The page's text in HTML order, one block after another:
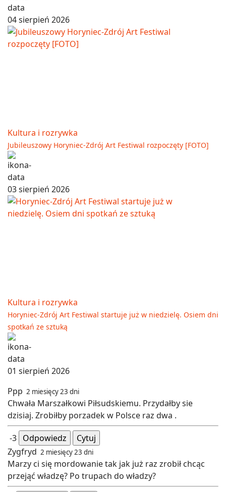
04 sierpień 2026
Kultura i rozrywka
Jubileuszowy Horyniec-Zdrój Art Festiwal rozpoczęty [FOTO]
03 sierpień 2026
Kultura i rozrywka
Horyniec-Zdrój Art Festiwal startuje już w niedzielę. Osiem dni
spotkań ze sztuką
01 sierpień 2026
Ppp 2 miesięcy 23 dni
Chwała Marszałkowi Piłsudskiemu. Przydałby sie
dzisiaj. Zrobiłby porzadek w Polsce raz dwa .
-3 Odpowiedz
Cytuj
Zygfryd 2 miesięcy 23 dni
Marzy ci się mordowanie tak jak już raz zrobił chcąc
przejąć władzę? Po trupach do władzy?